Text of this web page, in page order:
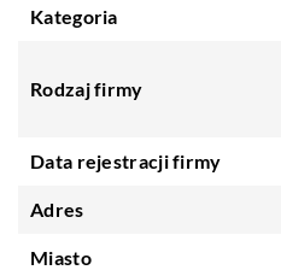
Kategoria
Rodzaj firmy
Data rejestracji firmy
Adres
Miasto